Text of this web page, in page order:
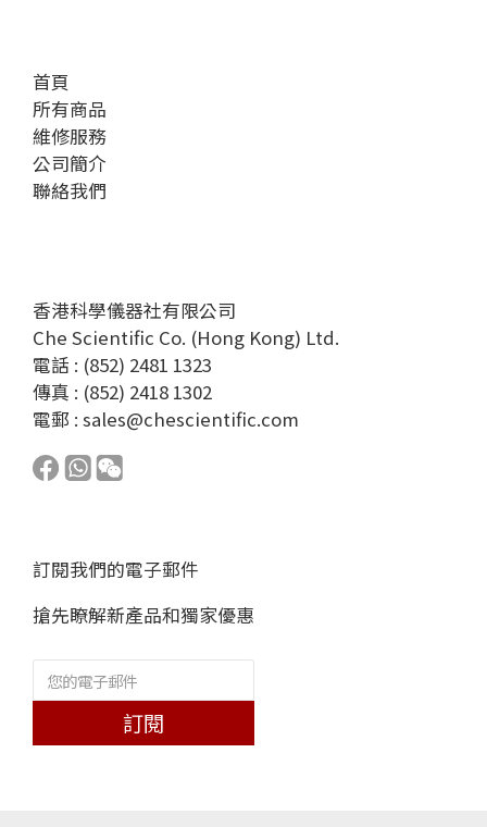
首頁
所有商品
維修服務
公司簡介
聯絡我們
香港科學儀器社有限公司
Che Scientific Co. (Hong Kong) Ltd.
電話 : (852) 2481 1323
傳真 : (852) 2418 1302
電郵 : sales@chescientific.com
訂閱我們的電子郵件
搶先瞭解新產品和獨家優惠
訂閱